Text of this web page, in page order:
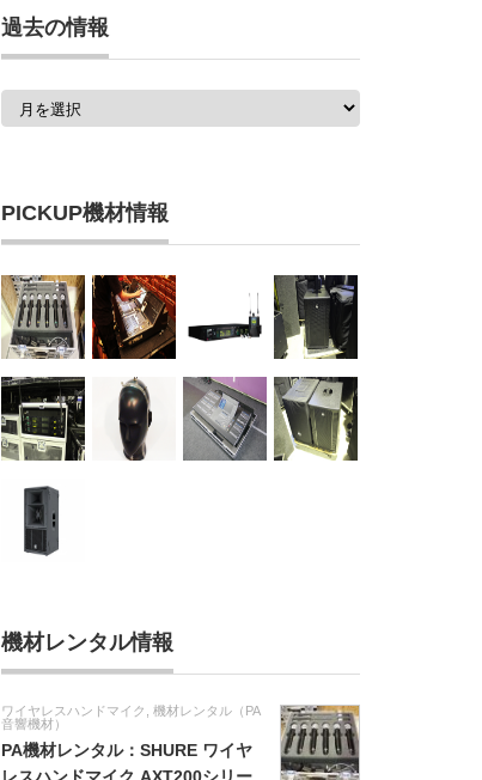
過去の情報
過
PICKUP機材情報
機材レンタル情報
ワイヤレスハンドマイク
機材レンタル（PA
音響機材）
PA機材レンタル：SHURE ワイヤ